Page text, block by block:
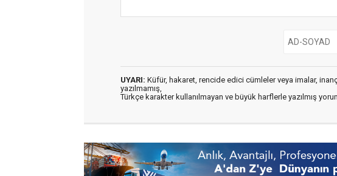
UYARI: Küfür, hakaret, rencide edici cümleler veya imalar,
yazılmamış,
Türkçe karakter kullanılmayan ve büyük harflerle yazılmış